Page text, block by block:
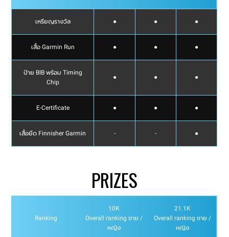
เหรียญรางวัล ● ● ●
เสื้อ Garmin Run ● ● ●
ป้าย BIB พร้อม Timing
Chip
● ● ●
E-Certificate ● ● ●
เสื้อยืด Finnisher Garmin - - ●
PRIZES
Ranking
10K
Overall ranking ชาย /
หญิง
21.1K
Overall ranking ชาย /
หญิง